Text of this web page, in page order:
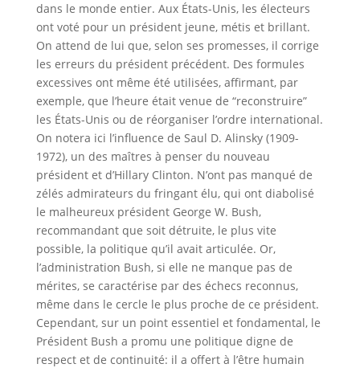
dans le monde entier. Aux États-Unis, les électeurs
ont voté pour un président jeune, métis et brillant.
On attend de lui que, selon ses promesses, il corrige
les erreurs du président précédent. Des formules
excessives ont même été utilisées, affirmant, par
exemple, que l’heure était venue de “reconstruire”
les États-Unis ou de réorganiser l’ordre international.
On notera ici l’influence de Saul D. Alinsky (1909-
1972), un des maîtres à penser du nouveau
président et d’Hillary Clinton. N’ont pas manqué de
zélés admirateurs du fringant élu, qui ont diabolisé
le malheureux président George W. Bush,
recommandant que soit détruite, le plus vite
possible, la politique qu’il avait articulée. Or,
l’administration Bush, si elle ne manque pas de
mérites, se caractérise par des échecs reconnus,
même dans le cercle le plus proche de ce président.
Cependant, sur un point essentiel et fondamental, le
Président Bush a promu une politique digne de
respect et de continuité: il a offert à l’être humain